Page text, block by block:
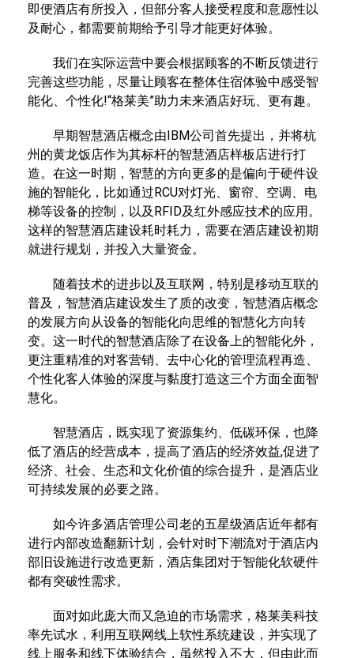
即便酒店有所投入，但部分客人接受程度和意愿性以
及耐心，都需要前期给予引导才能更好体验。
我们在实际运营中要会根据顾客的不断反馈进行
完善这些功能，尽量让顾客在整体住宿体验中感受智
能化、个性化!“格莱美”助力未来酒店好玩、更有趣。
早期智慧酒店概念由IBM公司首先提出，并将杭
州的黄龙饭店作为其标杆的智慧酒店样板店进行打
造。在这一时期，智慧的方向更多的是偏向于硬件设
施的智能化，比如通过RCU对灯光、窗帘、空调、电
梯等设备的控制，以及RFID及红外感应技术的应用。
这样的智慧酒店建设耗时耗力，需要在酒店建设初期
就进行规划，并投入大量资金。
随着技术的进步以及互联网，特别是移动互联的
普及，智慧酒店建设发生了质的改变，智慧酒店概念
的发展方向从设备的智能化向思维的智慧化方向转
变。这一时代的智慧酒店除了在设备上的智能化外，
更注重精准的对客营销、去中心化的管理流程再造、
个性化客人体验的深度与黏度打造这三个方面全面智
慧化。
智慧酒店，既实现了资源集约、低碳环保，也降
低了酒店的经营成本，提高了酒店的经济效益,促进了
经济、社会、生态和文化价值的综合提升，是酒店业
可持续发展的必要之路。
如今许多酒店管理公司老的五星级酒店近年都有
进行内部改造翻新计划，会针对时下潮流对于酒店内
部旧设施进行改造更新，酒店集团对于智能化软硬件
都有突破性需求。
面对如此庞大而又急迫的市场需求，格莱美科技
率先试水，利用互联网线上软性系统建设，并实现了
线上服务和线下体验结合，虽然投入不大，但由此而